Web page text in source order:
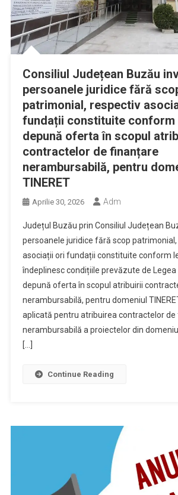
Consiliul Județean Buzău
persoanele juridice fără
patrimonial, respectiv
fundații constituite conform
depună oferta în scopul
contractelor de finanțare
nerambursabilă, pentru
TINERET
Aprilie 30, 2026 Adm
Județul Buzău prin Consiliul Județean
persoanele juridice fără scop
asociații ori fundații constituite conform
îndeplinesc condițiile prevăzute de Legea
depună oferta în scopul atribuirii
nerambursabilă, pentru domeniul
aplicată pentru atribuirea contractelor de
nerambursabilă a proiectelor din
[…]
Continue Reading